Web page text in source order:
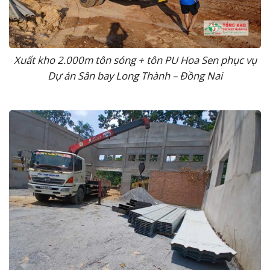
Xuất kho 2.000m tôn sóng + tôn PU Hoa Sen phục vụ
Dự án Sân bay Long Thành – Đồng Nai